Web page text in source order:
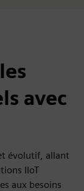
avec
évolutif, allant
IIoT
aux besoins